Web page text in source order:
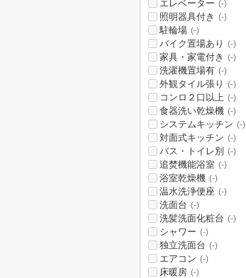
エレベーター (-)
照明器具付き (-)
駐輪場 (-)
バイク置場あり (-)
家具・家電付き (-)
洗濯機置場有 (-)
外観タイル張り (-)
コンロ２口以上 (-)
食器洗い乾燥機 (-)
システムキッチン (-)
対面式キッチン (-)
バス・トイレ別 (-)
追焚機能浴室 (-)
浴室乾燥機 (-)
温水洗浄便座 (-)
洗面台 (-)
洗髪洗面化粧台 (-)
シャワー (-)
独立洗面台 (-)
エアコン (-)
床暖房 (-)